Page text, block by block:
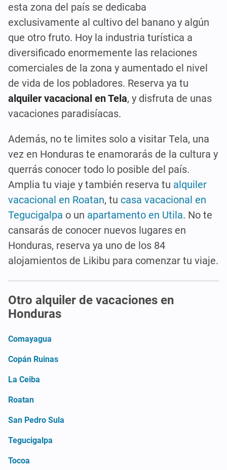
esta zona del país se dedicaba
exclusivamente al cultivo del banano y algún
que otro fruto. Hoy la industria turística a
diversificado enormemente las relaciones
comerciales de la zona y aumentado el nivel
de vida de los pobladores. Reserva ya tu
alquiler vacacional en Tela, y disfruta de unas
vacaciones paradisíacas.
Además, no te limites solo a visitar Tela, una
vez en Honduras te enamorarás de la cultura y
querrás conocer todo lo posible del país.
Amplia tu viaje y también reserva tu alquiler
vacacional en Roatan, tu casa vacacional en
Tegucigalpa o un apartamento en Utila. No te
cansarás de conocer nuevos lugares en
Honduras, reserva ya uno de los 84
alojamientos de Likibu para comenzar tu viaje.
Otro alquiler de vacaciones en
Honduras
Comayagua
Copán Ruinas
La Ceiba
Roatan
San Pedro Sula
Tegucigalpa
Tocoa